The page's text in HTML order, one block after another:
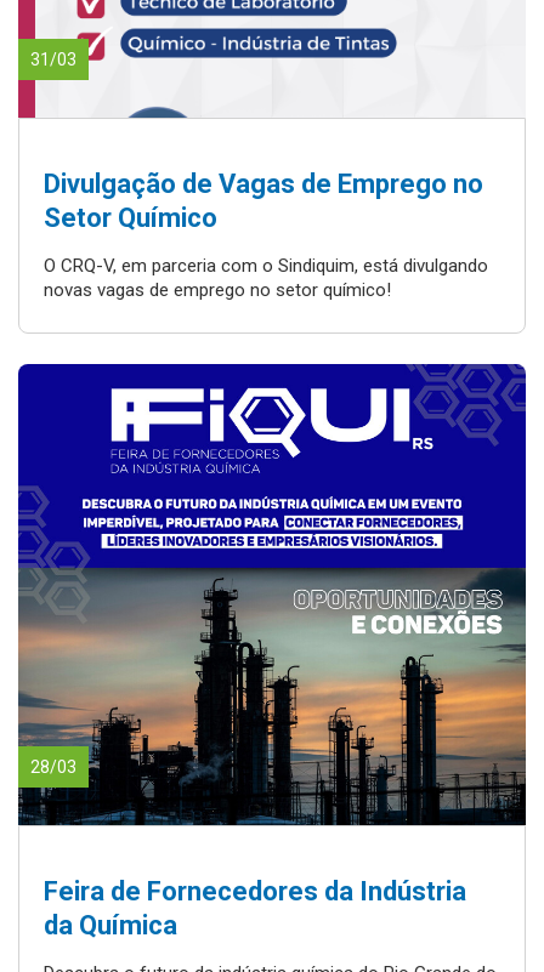
31/03
Divulgação de Vagas de Emprego no
Setor Químico
O CRQ-V, em parceria com o Sindiquim, está divulgando
novas vagas de emprego no setor químico!
28/03
Feira de Fornecedores da Indústria
da Química